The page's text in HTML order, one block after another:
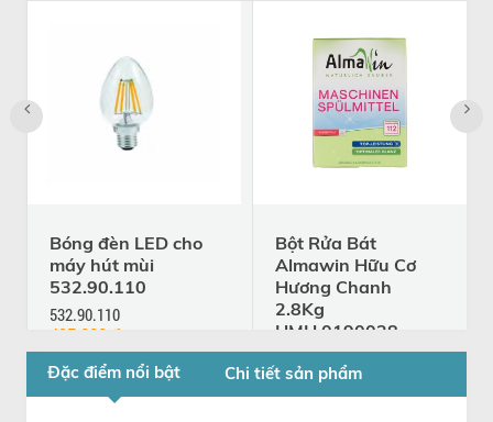
Bóng đèn LED cho
máy hút mùi
532.90.110
532.90.110
495.000 đ
Bột Rửa Bát
Almawin Hữu Cơ
Hương Chanh
2.8Kg
HMH.0190028 -
Nhập Đức
HMH.0190028
1.001.000
Đặc điểm nổi bật Chi tiết sản phẩm